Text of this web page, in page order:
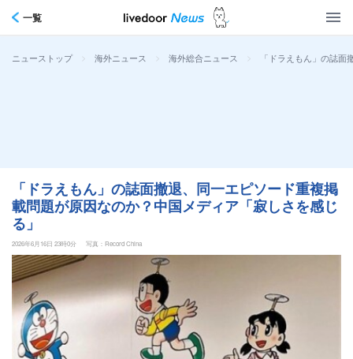
一覧
ニューストップ > 海外ニュース > 海外総合ニュース > 「ドラえもん」の誌
「ドラえもん」の誌面撤退、同一エピソード重複掲
載問題が原因なのか？中国メディア「寂しさを感じ
る」
2026年6月16日 23時0分 写真：Record China